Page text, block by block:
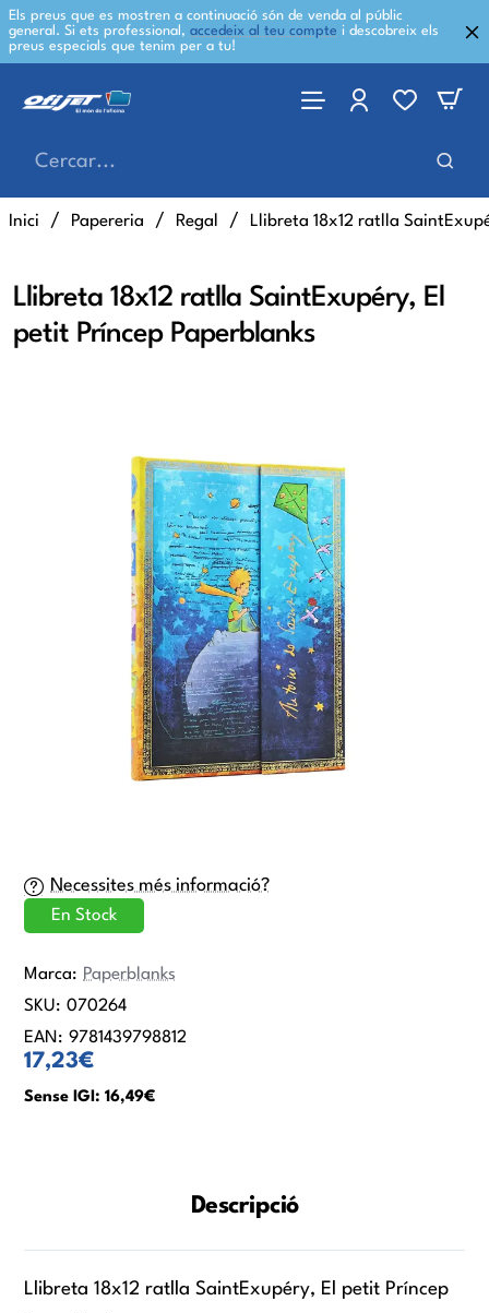
Els preus que es mostren a continuació són de venda al públic
general. Si ets professional, accedeix al teu compte i descobreix els
preus especials que tenim per a tu!
Llibreta 18x12 ratlla SaintExupéry, El
petit Príncep Paperblanks
Inici homePapereria Regal Llibreta 18x12 ratlla
Necessites més informació?
17,23€
Sense IGI: 16,49€
En Stock
Marca: Paperblanks
SKU: 070264
EAN: 9781439798812
Descripció
Llibreta 18x12 ratlla SaintExupéry, El petit Príncep